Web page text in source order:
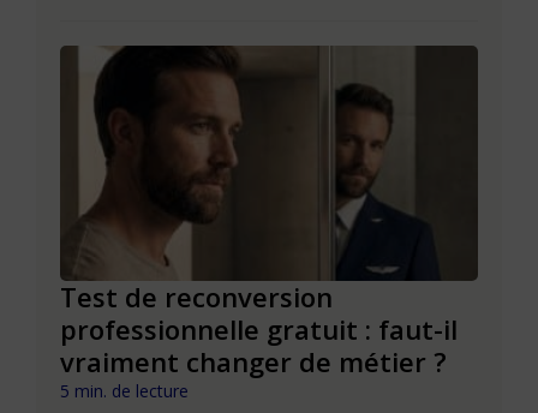
Test de reconversion
professionnelle gratuit : faut-il
vraiment changer de métier ?
5 min. de lecture